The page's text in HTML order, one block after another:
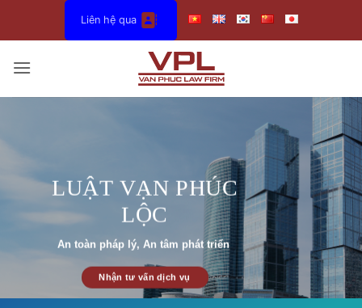
dung
Liên hệ qua
LUẬT VẠN PHÚC
LỘC
An toàn pháp lý, An tâm phát triển
Nhận tư vấn dịch vụ